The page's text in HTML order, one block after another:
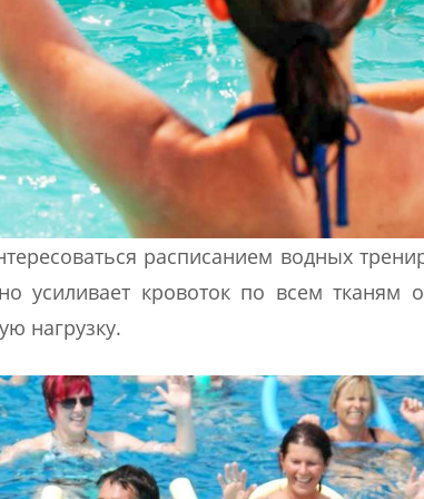
расписанием водных
усиливает кровоток по всем тканям
нагрузку.